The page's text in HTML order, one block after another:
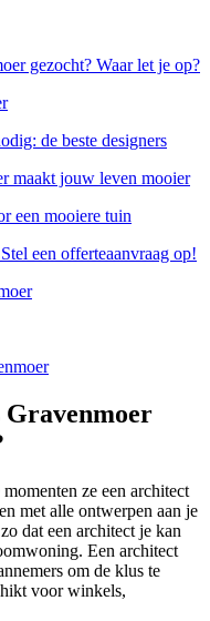
gezocht? Waar let je op?
de beste designers
maakt jouw leven mooier
een mooiere tuin
een offerteaanvraag op!
Gravenmoer
ze een architect
met alle ontwerpen aan je
dat een architect je kan
Een architect
om de klus te
voor winkels,